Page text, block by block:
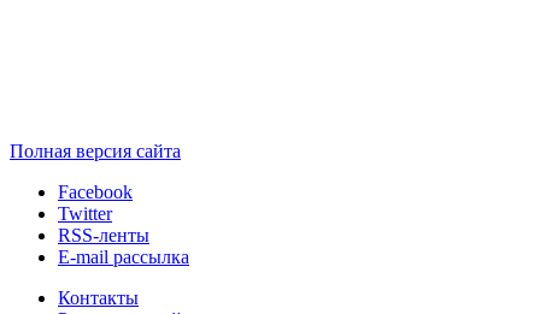
Полная версия сайта
Facebook
Twitter
RSS-ленты
E-mail рассылка
Контакты